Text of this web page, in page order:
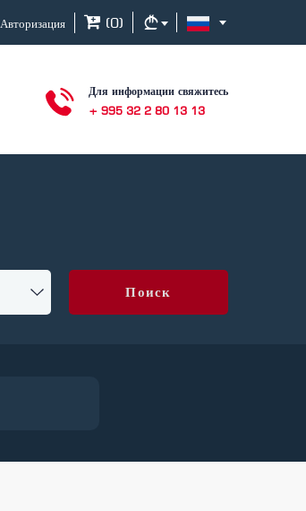
Авторизация (0)
Для информации свяжитесь
+ 995 32 2 80 13 13
Поиск